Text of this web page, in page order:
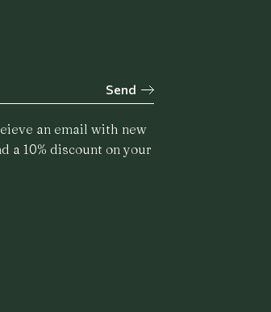
Send
an email with new
a 10% discount on your